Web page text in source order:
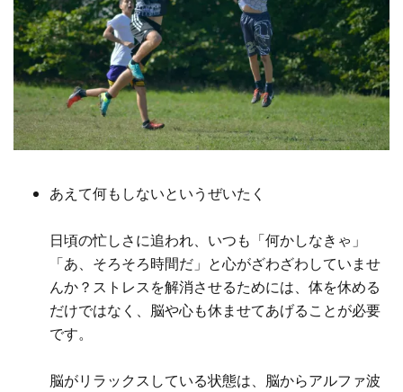
あえて何もしないというぜいたく
日頃の忙しさに追われ、いつも「何かしなきゃ」
「あ、そろそろ時間だ」と心がざわざわしていませ
んか？ストレスを解消させるためには、体を休める
だけではなく、脳や心も休ませてあげることが必要
です。
脳がリラックスしている状態は、脳からアルファ波